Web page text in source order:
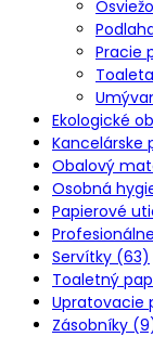
Pracie
Ekologické
Kancelárske
Obalový
Osobná
Papierové
Servítky (63)
Toaletný
Upratovacie
Zásobníky